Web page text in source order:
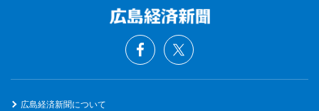
広島経済新聞について